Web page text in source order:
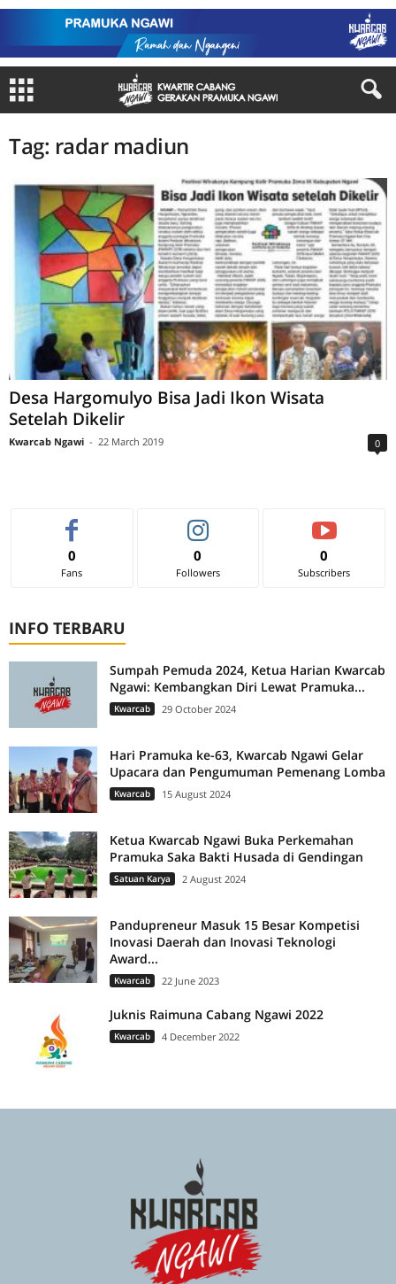
Tag: radar madiun
Desa Hargomulyo Bisa Jadi Ikon Wisata
Setelah Dikelir
Kwarcab Ngawi - 22 March 2019 0
0
Fans
0
Followers
0
Subscribers
INFO TERBARU
Sumpah Pemuda 2024, Ketua Harian Kwarcab
Ngawi: Kembangkan Diri Lewat Pramuka...
Kwarcab 29 October 2024
Hari Pramuka ke-63, Kwarcab Ngawi Gelar
Upacara dan Pengumuman Pemenang Lomba
Kwarcab 15 August 2024
Ketua Kwarcab Ngawi Buka Perkemahan
Pramuka Saka Bakti Husada di Gendingan
Satuan Karya 2 August 2024
Pandupreneur Masuk 15 Besar Kompetisi
Inovasi Daerah dan Inovasi Teknologi
Award...
Kwarcab 22 June 2023
Juknis Raimuna Cabang Ngawi 2022
Kwarcab 4 December 2022